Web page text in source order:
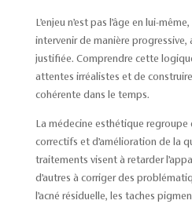
L’enjeu n’est pas l’âge en lui-
intervenir de manière
justifiée. Comprendre cette
attentes irréalistes et de
cohérente dans le temps.
La médecine esthétique regroupe
correctifs et d’amélioration de la
traitements visent à retarder
d’autres à corriger des
l’acné résiduelle, les taches